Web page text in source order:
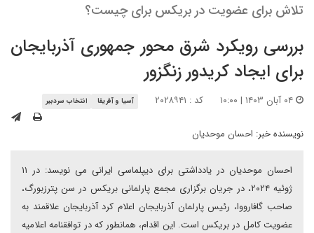
تلاش برای عضویت در بریکس برای چیست؟
بررسی رویکرد شرق محور جمهوری آذربایجان
برای ایجاد کریدور زنگزور
کد : ۲۰۲۸۹۴۱ آسیا و آفریقا انتخاب سردبیر
نویسنده خبر: احسان موحدیان
احسان موحدیان در یادداشتی برای دیپلماسی ایرانی می نویسد: در ۱۱
ژوئیه ۲۰۲۴، در جریان برگزاری مجمع پارلمانی بریکس در سن پترزبورگ،
صاحب گافارووا، رئیس پارلمان آذربایجان اعلام کرد آذربایجان علاقمند به
عضویت کامل در بریکس است. این اقدام، همانطور که در توافقنامه اعلامیه